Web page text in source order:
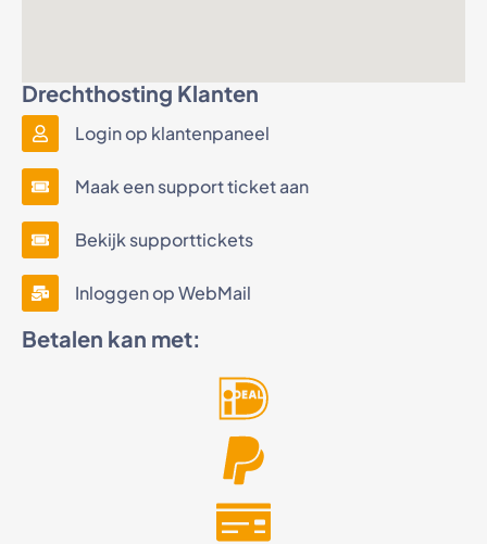
Drechthosting Klanten
Login op klantenpaneel
Maak een support ticket aan
Bekijk supporttickets
Inloggen op WebMail
Betalen kan met: